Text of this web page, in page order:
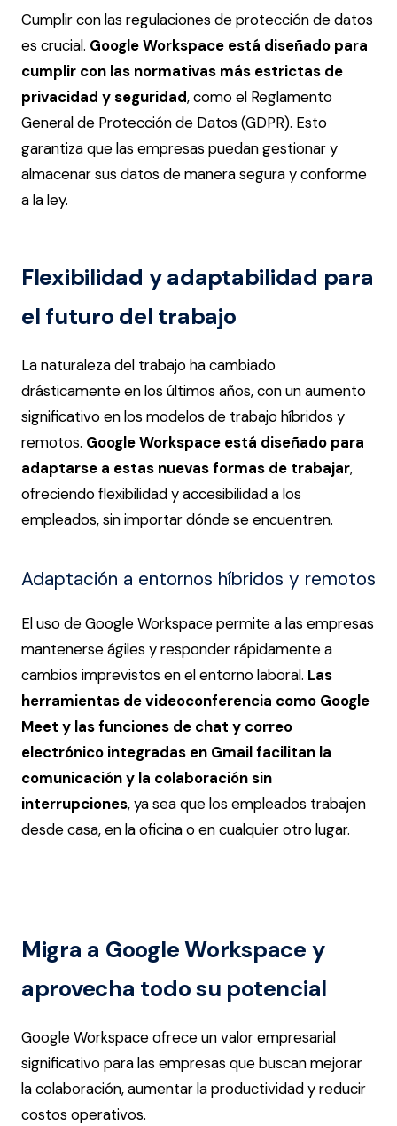
Cumplir con las regulaciones de protección de datos
es crucial. Google Workspace está diseñado para
cumplir con las normativas más estrictas de
privacidad y seguridad, como el Reglamento
General de Protección de Datos (GDPR). Esto
garantiza que las empresas puedan gestionar y
almacenar sus datos de manera segura y conforme
a la ley​.
Flexibilidad y adaptabilidad para
el futuro del trabajo
La naturaleza del trabajo ha cambiado
drásticamente en los últimos años, con un aumento
significativo en los modelos de trabajo híbridos y
remotos. Google Workspace está diseñado para
adaptarse a estas nuevas formas de trabajar,
ofreciendo flexibilidad y accesibilidad a los
empleados, sin importar dónde se encuentren.
Adaptación a entornos híbridos y remotos
El uso de Google Workspace permite a las empresas
mantenerse ágiles y responder rápidamente a
cambios imprevistos en el entorno laboral. Las
herramientas de videoconferencia como Google
Meet y las funciones de chat y correo
electrónico integradas en Gmailfacilitan la
comunicación y la colaboración sin
interrupciones, ya sea que los empleados trabajen
desde casa, en la oficina o en cualquier otro lugar​.
Migra a Google Workspace y
aprovecha todo su potencial
Google Workspace ofrece un valor empresarial
significativo para las empresas que buscan mejorar
la colaboración, aumentar la productividad y reducir
costos operativos.